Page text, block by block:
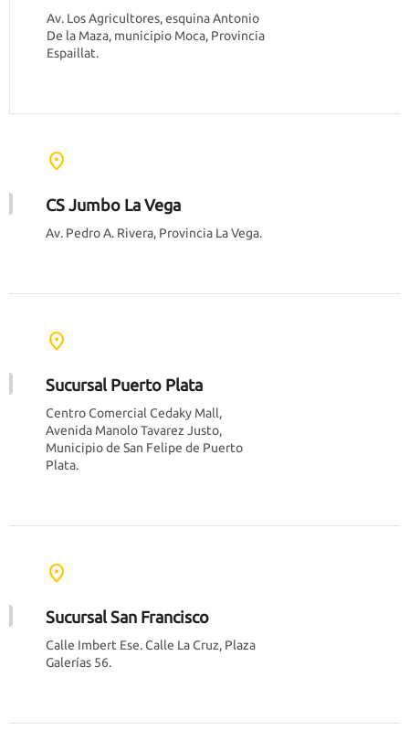
Av. Los Agricultores, esquina Antonio
De la Maza, municipio Moca, Provincia
Espaillat.
location_on
CS Jumbo La Vega
Av. Pedro A. Rivera, Provincia La Vega.
location_on
Sucursal Puerto Plata
Centro Comercial Cedaky Mall,
Avenida Manolo Tavarez Justo,
Municipio de San Felipe de Puerto
Plata.
location_on
Sucursal San Francisco
Calle Imbert Ese. Calle La Cruz, Plaza
Galerías 56.